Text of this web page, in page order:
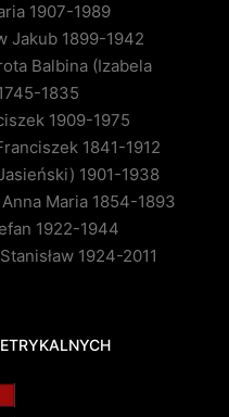
1907-1989
Jakub 1899-1942
Balbina (Izabela
1835
1909-1975
1841-1912
1901-1938
Maria 1854-1893
1922-1944
1924-2011